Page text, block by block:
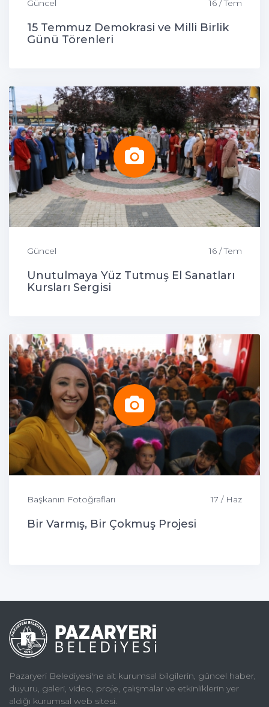
Güncel 16 / Tem
15 Temmuz Demokrasi ve Milli Birlik
Günü Törenleri
Güncel 16 / Tem
Unutulmaya Yüz Tutmuş El Sanatları
Kursları Sergisi
Başkanın Fotoğrafları 17 / Haz
Bir Varmış, Bir Çokmuş Projesi
Pazaryeri Belediyesi'ne ait kurumsal bilgilerin, güncel haber,
duyuru, galeri, video, proje, çalışmalar ve etkinliklerin yer
aldığı kurumsal web sitesi.